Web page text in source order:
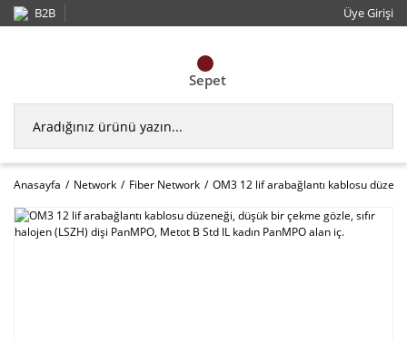
B2B Üye Girişi
Sepet
Anasayfa Network Fiber Network OM3 12 lif arabağlantı kablosu